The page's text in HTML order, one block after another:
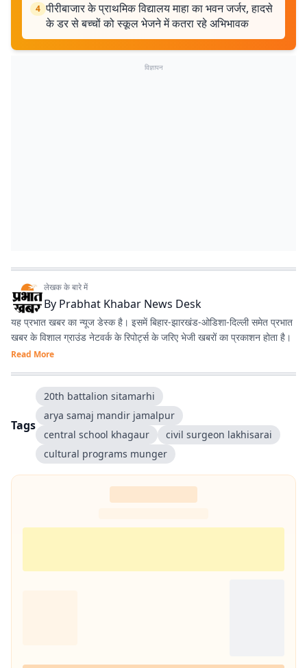
4 पीरीबाजार के प्राथमिक विद्यालय माहा का भवन जर्जर, हादसे
के डर से बच्चों को स्कूल भेजने में कतरा रहे अभिभावक
विज्ञापन
लेखक के बारे में
By Prabhat Khabar News Desk
यह प्रभात खबर का न्यूज डेस्क है। इसमें बिहार-झारखंड-ओडिशा-दिल्‍ली समेत प्रभात
खबर के विशाल ग्राउंड नेटवर्क के रिपोर्ट्स के जरिए भेजी खबरों का प्रकाशन होता है।
Read More
Tags
20th battalion sitamarhi
arya samaj mandir jamalpur
central school khagaur
civil surgeon lakhisarai
cultural programs munger